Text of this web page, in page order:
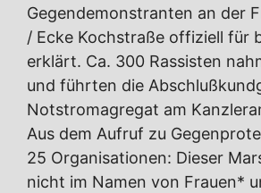
Gegendemonstranten an der
/ Ecke Kochstraße offiziell für
erklärt. Ca. 300 Rassisten
und führten die
Notstromagregat am
Aus dem Aufruf zu
25 Organisationen: Dieser
nicht im Namen von Frauen*